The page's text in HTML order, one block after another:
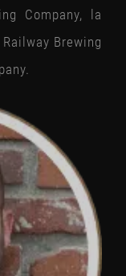
Company, la
Brewing